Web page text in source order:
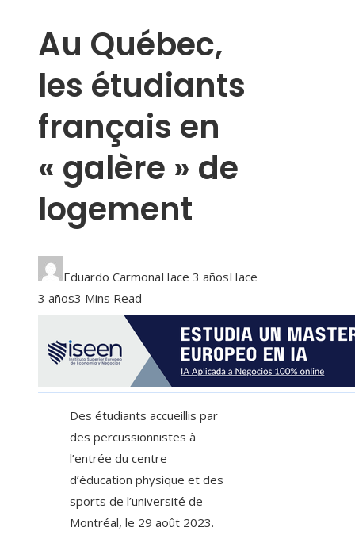
Au Québec,
les étudiants
français en
« galère » de
logement
Eduardo CarmonaHace 3 añosHace
3 años3 Mins Read
Des étudiants accueillis par
des percussionnistes à
l’entrée du centre
d’éducation physique et des
sports de l’université de
Montréal, le 29 août 2023.